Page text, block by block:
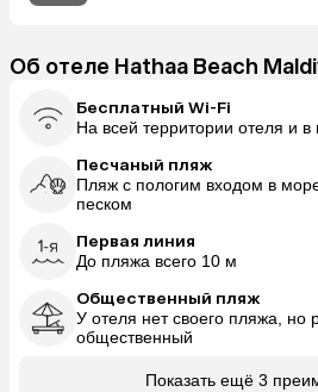
Об отеле Hathaa Beach
Бесплатный Wi-Fi
На всей территории отеля и
Песчаный пляж
Пляж с пологим входом в
песком
Первая линия
До пляжа всего 10 м
Общественный пляж
У отеля нет своего пляжа, но
общественный
Показать ещё 3